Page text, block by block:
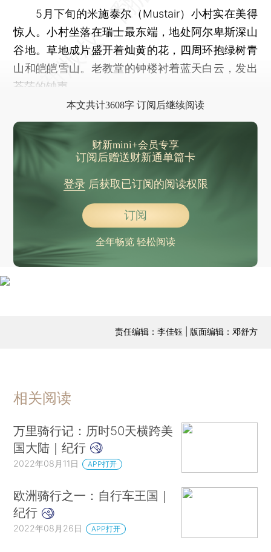
5月下旬的米施泰尔（Mustair）小村实在美得
惊人。小村坐落在瑞士最东端，地处阿尔卑斯深山
谷地。草地成片盛开着灿黄的花，四周环抱绿树青
山和皑皑雪山。老教堂的钟楼衬着蓝天白云，发出
苍茫的钟声。
本文共计3608字 订阅后继续阅读
财新mini+会员专享
订阅后赠送财新通单篇卡
登录后获取已订阅的阅读权限
订阅
全年畅览 轻松阅读
责任编辑：李佳钰 | 版面编辑：邓舒方
相关阅读
万里骑行记：历时50天横跨美
国大陆｜纪行
2022年08月11日 APP打开
欧洲骑行之一：自行车王国｜
纪行
2022年08月26日 APP打开